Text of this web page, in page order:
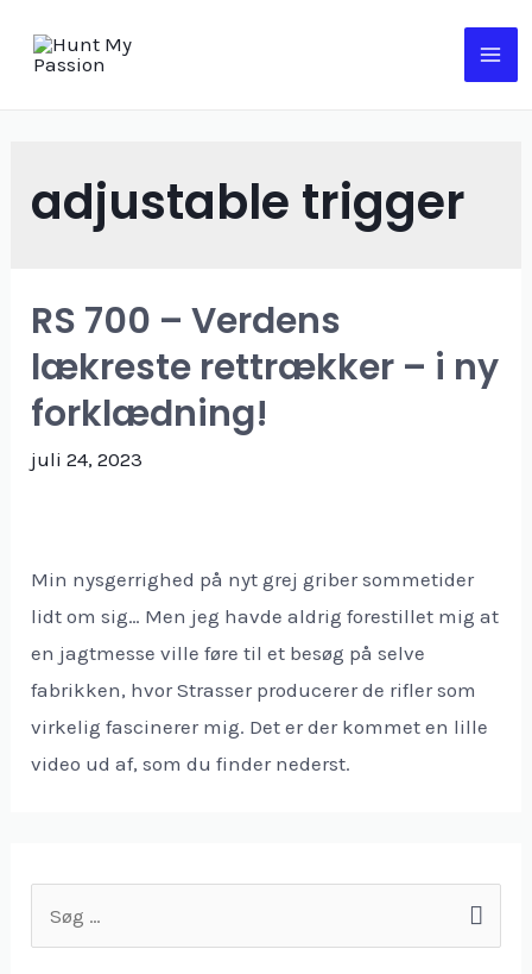
adjustable trigger
RS 700 – Verdens
lækreste rettrækker – i ny
forklædning!
juli 24, 2023
Min nysgerrighed på nyt grej griber sommetider
lidt om sig… Men jeg havde aldrig forestillet mig at
en jagtmesse ville føre til et besøg på selve
fabrikken, hvor Strasser producerer de rifler som
virkelig fascinerer mig. Det er der kommet en lille
video ud af, som du finder nederst.
ø